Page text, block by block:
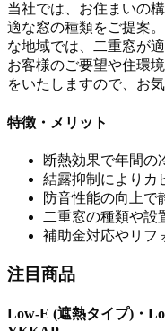
当社では、お住まいの
適な窓の種類をご提案
な地域では、二重窓が
お客様のご要望や住環
をいたしますので、お
特徴・メリット
断熱効果で年間の
結露抑制によりカ
防音性能の向上で
二重窓の種類や設
補助金対応やリフ
注目商品
Low-E (遮熱タイプ)・